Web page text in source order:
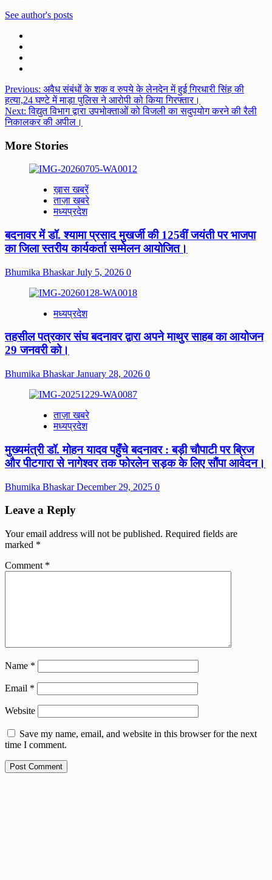
See author's posts
Post
navigation
Previous: अवैध संबंधों के शक व रुपये के लेनदेन में हुई गिरधारी सिंह की
हत्या,24 घण्टे में माड़ा पुलिस ने आरोपी को किया गिरफ्तार।
Next:विद्युत विभाग द्वारा उपभोक्ताओं को विजली का सदुपयोग करने की रैली
निकालकर की अपील।
More Stories
ख़ास खबरें
ताज़ा खबरे
मध्यप्रदेश
बदनावर में डॉ. श्यामा प्रसाद मुखर्जी की 125वीं जयंती पर भाजपा
का जिला स्तरीय कार्यकर्ता सम्मेलन आयोजित।
Bhumika BhaskarJuly 5, 2026 0
मध्यप्रदेश
तहसील पत्रकार संघ बदनावर द्वारा अपने माथुर साहब का आयोजन
29 जनवरी को।
Bhumika BhaskarJanuary 28, 2026 0
ताज़ा खबरे
मध्यप्रदेश
मुख्यमंत्री डॉ. मोहन यादव पहुँचे बदनावर : बड़ी चौपाटी पर ब्रिज
और पीटगारा से नागेश्वर तक फोरलेन सड़क के लिए सौंपा आवेदन।
Bhumika BhaskarDecember 29, 2025 0
Leave a Reply
Your email address will not be published. Required fields are
marked *
Comment *
Name *
Email *
Website
Save my name, email, and website in this browser for the next
time I comment.